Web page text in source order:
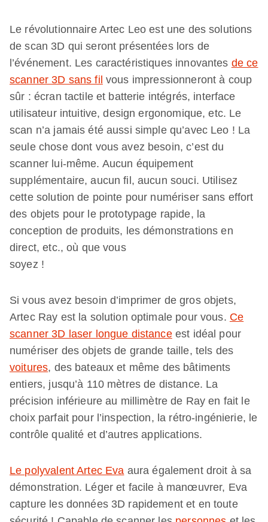
Le révolutionnaire Artec Leo est une des solutions
de scan 3D qui seront présentées lors de
l’événement. Les caractéristiques innovantes de ce
scanner 3D sans fil vous impressionneront à coup
sûr : écran tactile et batterie intégrés, interface
utilisateur intuitive, design ergonomique, etc. Le
scan n’a jamais été aussi simple qu’avec Leo ! La
seule chose dont vous avez besoin, c’est du
scanner lui-même. Aucun équipement
supplémentaire, aucun fil, aucun souci. Utilisez
cette solution de pointe pour numériser sans effort
des objets pour le prototypage rapide, la
conception de produits, les démonstrations en
direct, etc., où que vous
soyez !
Si vous avez besoin d’imprimer de gros objets,
Artec Ray est la solution optimale pour vous. Ce
scanner 3D laser longue distanceest idéal pour
numériser des objets de grande taille, tels des
voitures, des bateaux et même des bâtiments
entiers, jusqu’à 110 mètres de distance. La
précision inférieure au millimètre de Ray en fait le
choix parfait pour l’inspection, la rétro-ingénierie, le
contrôle qualité et d’autres applications.
Le polyvalent Artec Eva aura également droit à sa
démonstration. Léger et facile à manœuvrer, Eva
capture les données 3D rapidement et en toute